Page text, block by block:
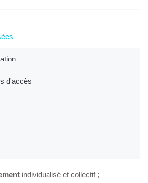
d'accès
individualisé et collectif ;